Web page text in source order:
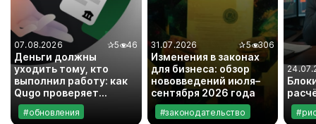
07.08.2026 ✰5 46
Деньги должны
уходить тому, кто
выполнил работу: как
Qugo проверяет
банковские реквизиты
исполнителей
#обновления
31.07.2026 ✰5 306
Изменения в законах
для бизнеса: обзор
нововведений июля–
сентября 2026 года
#законодательство